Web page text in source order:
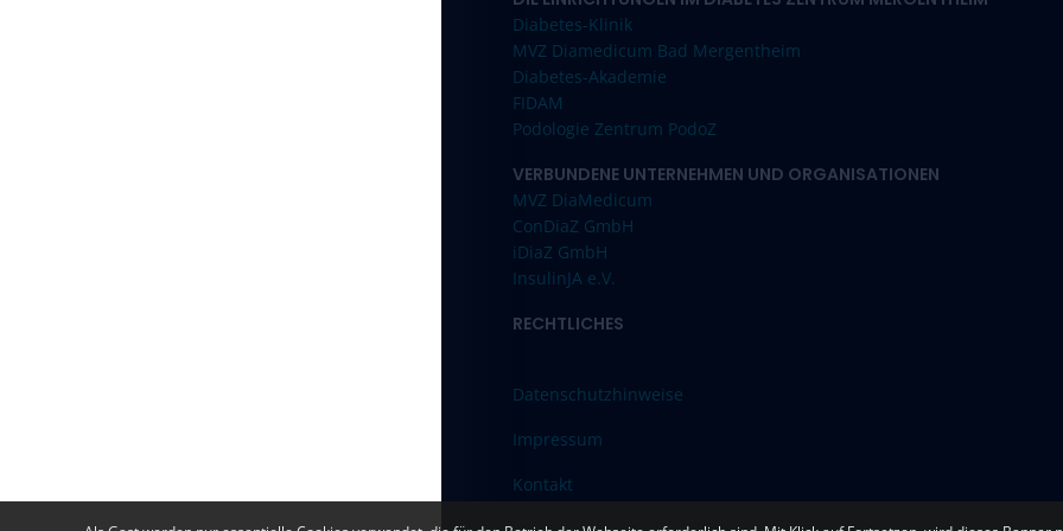
Diabetes-Klinik
MVZ Diamedicum Bad Mergentheim
Diabetes-Akademie
FIDAM
Podologie Zentrum PodoZ
VERBUNDENE UNTERNEHMEN UND ORGANISATIONEN
MVZ DiaMedicum
ConDiaZ GmbH
iDiaZ GmbH
InsulinJA e.V.
RECHTLICHES
Datenschutzhinweise
Impressum
Kontakt